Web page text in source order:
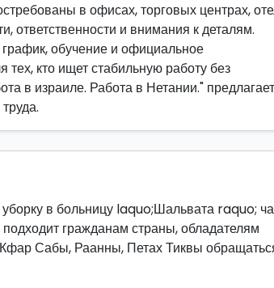
в офисах, торговых центрах,
ответственности и внимания к деталям.
обучение и официальное
тех, кто ищет стабильную работу без
в израиле. Работа в Нетании." предлагает
в больницу laquo;Шальвата raquo;
гражданам страны, обладателям
Сабы, Раанны, Петах Тиквы